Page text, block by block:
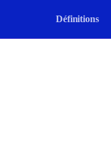
Définitions